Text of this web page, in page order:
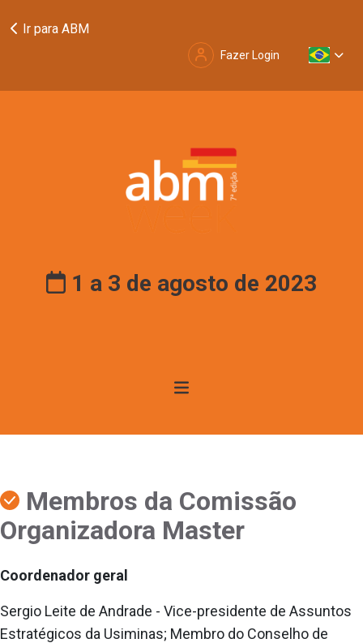
Ir para ABM
Fazer Login
1 a 3 de agosto de 2023
Membros da Comissão
Organizadora Master
Coordenador geral
Sergio Leite de Andrade - Vice-presidente de Assuntos
Estratégicos da Usiminas; Membro do Conselho de